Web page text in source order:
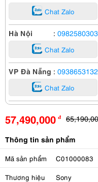
Chat Zalo
Hà Nội : 0982580303
Chat Zalo
VP Đà Nẵng : 0938653132
Chat Zalo
57,490,000 đ
Thông tin sản phẩm
Mã sản phẩm C01000083
Thương hiệu Sony